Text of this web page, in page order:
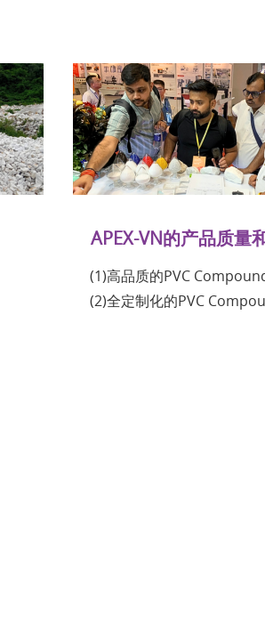
APEX-VN的产品质量
(1)高品质的PVC
(2)全定制化的PVC